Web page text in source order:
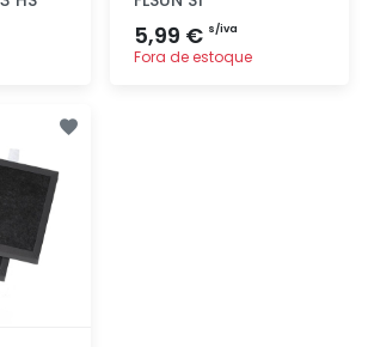
5,99 € s/iva
Fora de estoque